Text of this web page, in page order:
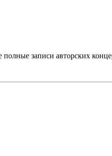
полные записи авторских